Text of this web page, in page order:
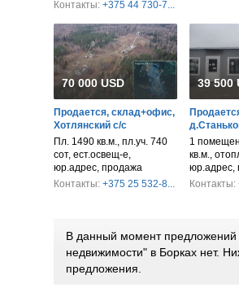
Контакты: +375 44 730-7...
70 000 USD
Продается, склад+офис,
Хотлянский с/с
Пл. 1490 кв.м., пл.уч. 740
сот, ест.освещ-е,
юр.адрес, продажа
Контакты: +375 25 532-8...
39 500
1
кв.м.,
юр.адрес,
Контакты:
В данный момент предложений
недвижимости" в Борках нет.
предложения.